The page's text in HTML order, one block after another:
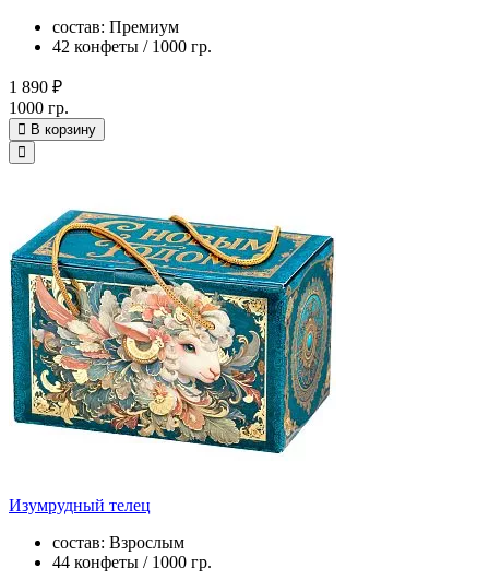
состав: Премиум
42 конфеты / 1000 гр.
1 890 ₽
1000 гр.
В корзину
Изумрудный телец
состав: Взрослым
44 конфеты / 1000 гр.